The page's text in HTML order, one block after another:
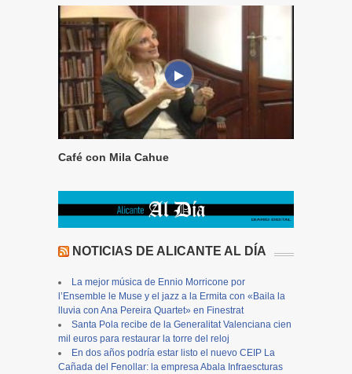
Café con Mila Cahue
NOTICIAS DE ALICANTE AL DÍA
La mejor música de Ennio Morricone por
l’Ensemble le Muse y el jazz a la Ermita con «Baila la
lluvia con Ana Pereira Quartet» en Finestrat
Santa Pola recibe de la Generalitat Valenciana cien
mil euros para restaurar la torre del reloj
En dos años podría estar listo el nuevo CEIP La
Cañada del Fenollar: la empresa Abala Infraescturas